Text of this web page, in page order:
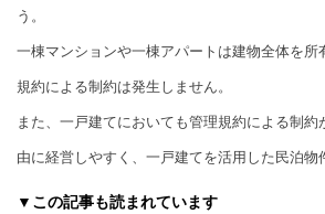
う。
一棟マンションや一棟アパートは建物全体を所
規約による制約は発生しません。
また、一戸建てにおいても管理規約による制約
由に経営しやすく、一戸建てを活用した民泊物
▼この記事も読まれています